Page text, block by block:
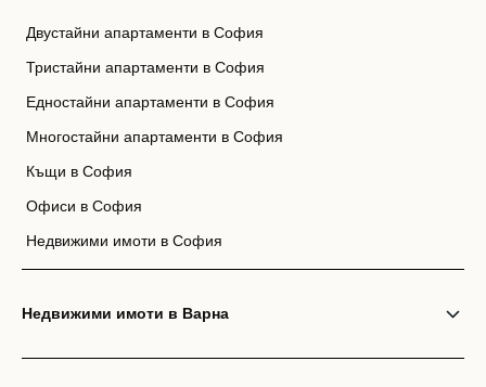
Двустайни апартаменти в София
Тристайни апартаменти в София
Едностайни апартаменти в София
Многостайни апартаменти в София
Къщи в София
Офиси в София
Недвижими имоти в София
Недвижими имоти в Варна